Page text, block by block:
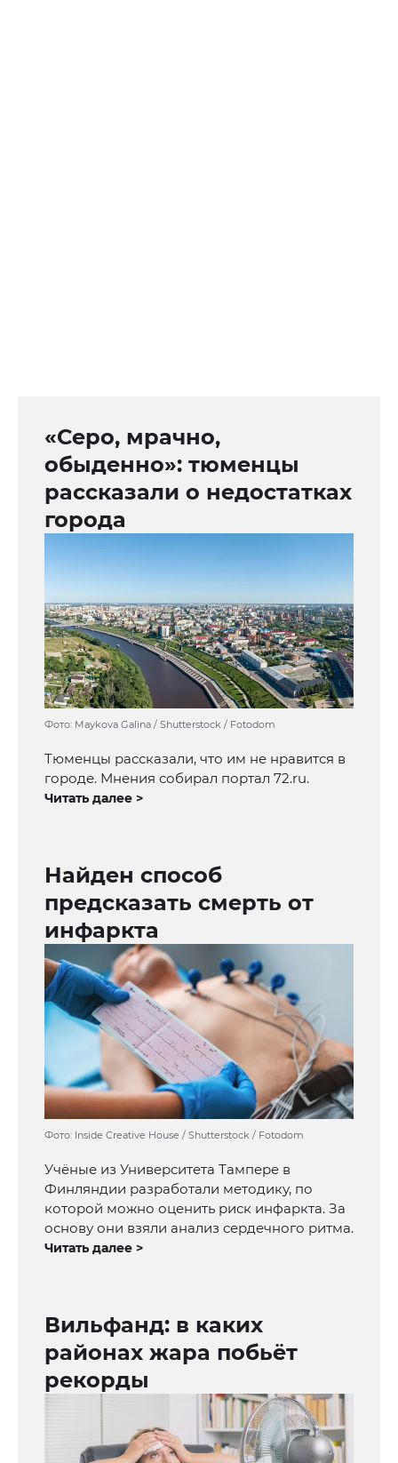
«Серо, мрачно,
обыденно»: тюменцы
рассказали о недостатках
города
Фото: Maykova Galina / Shutterstock / Fotodom
Тюменцы рассказали, что им не нравится в
городе. Мнения собирал портал 72.ru.
Читать далее >
Найден способ
предсказать смерть от
инфаркта
Фото: Inside Creative House / Shutterstock / Fotodom
Учёные из Университета Тампере в
Финляндии разработали методику, по
которой можно оценить риск инфаркта. За
основу они взяли анализ сердечного ритма.
Читать далее >
Вильфанд: в каких
районах жара побьёт
рекорды